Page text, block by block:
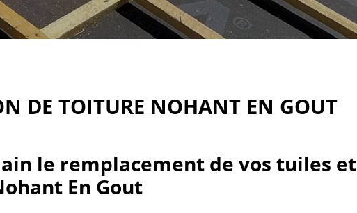
DE TOITURE NOHANT EN GOUT
le remplacement de vos tuiles et
En Gout